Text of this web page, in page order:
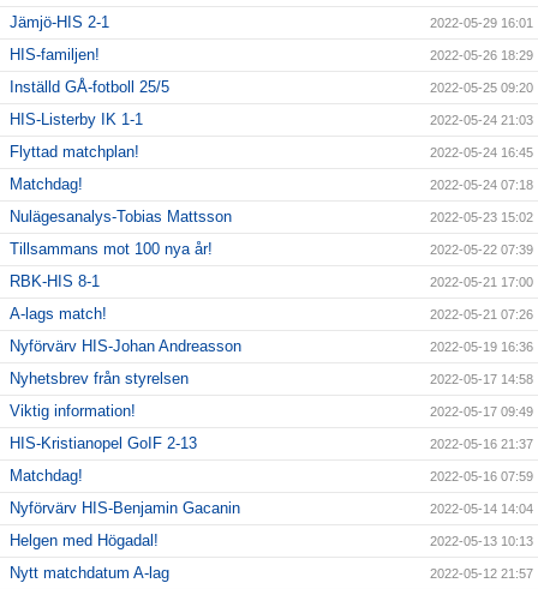
Jämjö-HIS 2-1 2022-05-29 16:01
HIS-familjen! 2022-05-26 18:29
Inställd GÅ-fotboll 25/5 2022-05-25 09:20
HIS-Listerby IK 1-1 2022-05-24 21:03
Flyttad matchplan! 2022-05-24 16:45
Matchdag! 2022-05-24 07:18
Nulägesanalys-Tobias Mattsson 2022-05-23 15:02
Tillsammans mot 100 nya år! 2022-05-22 07:39
RBK-HIS 8-1 2022-05-21 17:00
A-lags match! 2022-05-21 07:26
Nyförvärv HIS-Johan Andreasson 2022-05-19 16:36
Nyhetsbrev från styrelsen 2022-05-17 14:58
Viktig information! 2022-05-17 09:49
HIS-Kristianopel GoIF 2-13 2022-05-16 21:37
Matchdag! 2022-05-16 07:59
Nyförvärv HIS-Benjamin Gacanin 2022-05-14 14:04
Helgen med Högadal! 2022-05-13 10:13
Nytt matchdatum A-lag 2022-05-12 21:57